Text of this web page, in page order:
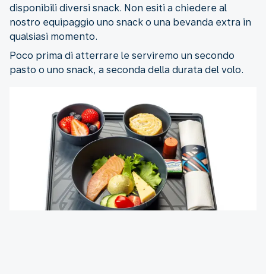
disponibili diversi snack. Non esiti a chiedere al
nostro equipaggio uno snack o una bevanda extra in
qualsiasi momento.
Poco prima di atterrare le serviremo un secondo
pasto o uno snack, a seconda della durata del volo.